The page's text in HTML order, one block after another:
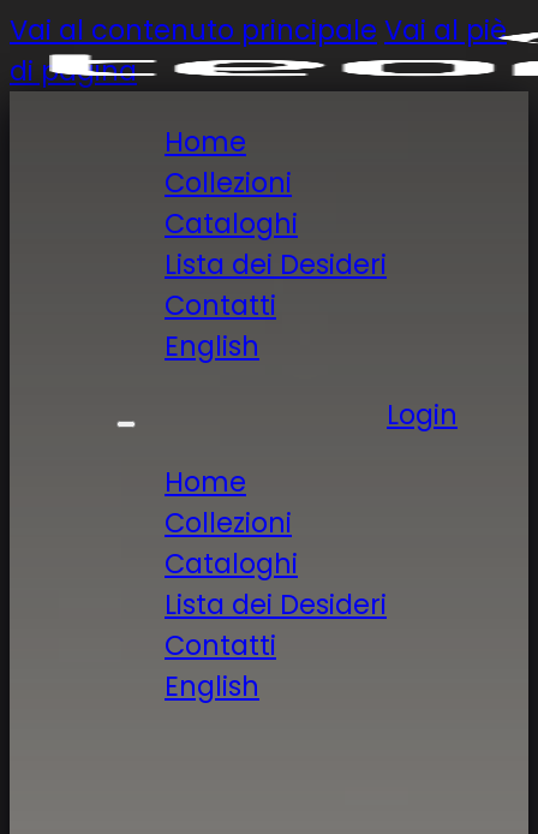
Vai al contenuto principale Vai al piè
di pagina
Home
Collezioni
Cataloghi
Lista dei Desideri
Contatti
English
Home
Collezioni
Cataloghi
Lista dei Desideri
Contatti
English
Login